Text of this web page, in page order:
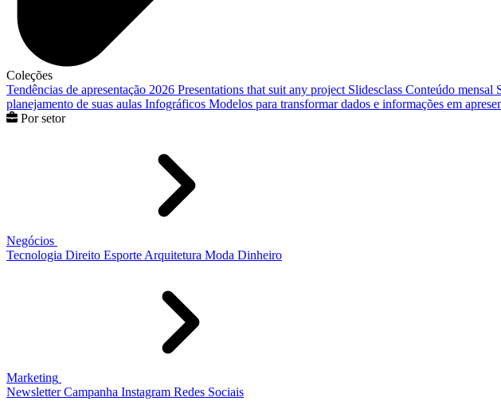
Coleções
Tendências de apresentação 2026 Presentations that suit any project Slidesclass Conteúdo mensal
planejamento de suas aulas Infográficos Modelos para transformar dados e informações em
Por setor
Negócios
Tecnologia Direito Esporte Arquitetura Moda Dinheiro
Marketing
Newsletter Campanha Instagram Redes Sociais